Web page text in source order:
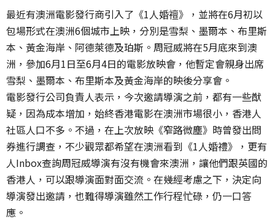
最近有澳洲電影發行商引入了《1人婚䄠》，並將在6月初以
包場形式在澳洲6個城市上映，分別是雪梨、墨爾本、布里斯
本、黃金海岸、阿德萊德及珀斯。周冠威將在5月底來到澳
洲，參加6月1日至6月4日的電影放映會，他暫定會親身出席
雪梨、墨爾本、布里斯本及黃金海岸的映後分享會。
電影發行公司負責人表示，今次邀請導演之前，都有一些猷
疑，因為成本增加，始終香港電影在澳洲市場很小，香港人
社區人口不多。不過，在上次放映《窄路微塵》時曾發出問
券進行調查，不少觀眾都希望在澳洲看到《1人婚禮》，更有
人Inbox查詢周冠威導演有沒有機會來澳洲，讓他們跟英國的
香港人，可以跟導演面對面交流。在幾經考慮之下，決定向
導演發出邀請，也難得導演雖然工作行程忙碌，仍一口答
應。